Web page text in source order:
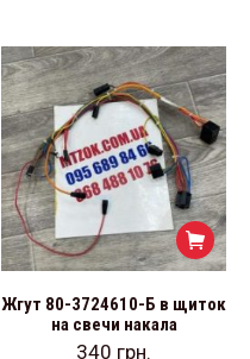
Жгут 80-3724610-Б в щиток
на свечи накала
340 грн.